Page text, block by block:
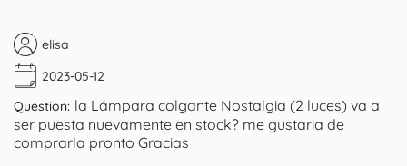
elisa
2023-05-12
Question: la Lámpara colgante Nostalgia (2 luces) va a
ser puesta nuevamente en stock? me gustaria de
comprarla pronto Gracias